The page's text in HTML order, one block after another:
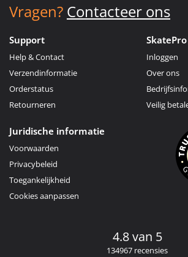
Vragen? Contacteer ons
Support
Help & Contact
Verzendinformatie
Orderstatus
Retourneren
SkatePro
Inloggen
Over ons
Veilig
Juridische informatie
Voorwaarden
Privacybeleid
Toegankelijkheid
Cookies aanpassen
4.8 van 5
134967 recensies